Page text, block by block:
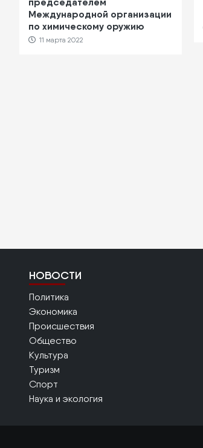
Международной организации
по химическому оружию
11 марта 2022
НОВОСТИ
Политика
Экономика
Происшествия
Общество
Культура
Туризм
Спорт
Наука и экология